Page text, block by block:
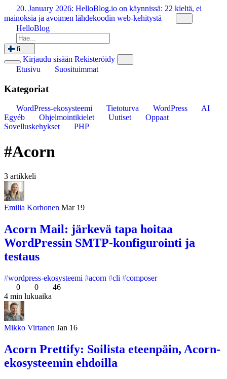
Siirry
sisältöön
20. January 2026: HelloBlog.io on käynnissä: 22 kieltä, ei
mainoksia ja avoimen lähdekoodin web-kehitystä
HelloBlog
fi
Kirjaudu sisään Rekisteröidy
Etusivu
Suosituimmat
Kategoriat
WordPress-ekosysteemi Tietoturva WordPress
AI
Egyéb
Ohjelmointikielet Uutiset
Oppaat
Sovelluskehykset
PHP
#Acorn
3 artikkeli
Emilia Korhonen Mar 19
Acorn Mail: järkevä tapa hoitaa
WordPressin SMTP-konfigurointi ja
testaus
wordpress-ekosysteemi acorn cli
composer
0
0
46
4 min lukuaika
Mikko Virtanen Jan 16
Acorn Prettify: Soilista eteenpäin, Acorn-
ekosysteemin ehdoilla